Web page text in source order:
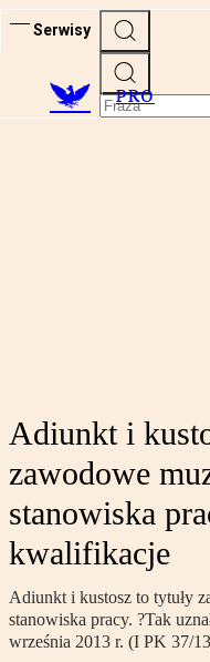
Serwisy
PRO
Adiunkt i
zawodowe
stanowiska
kwalifikacje
Adiunkt i kustosz to tytuły
stanowiska pracy. ?Tak
września 2013 r. (I PK 37/